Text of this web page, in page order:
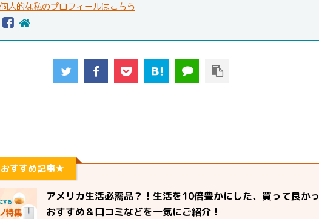
個人的な私のプロフィールはこちら
すすめ記事★
アメリカ生活必需品？！生活を10倍豊かにした、買って良か
おすすめ＆口コミなどを一気にご紹介！